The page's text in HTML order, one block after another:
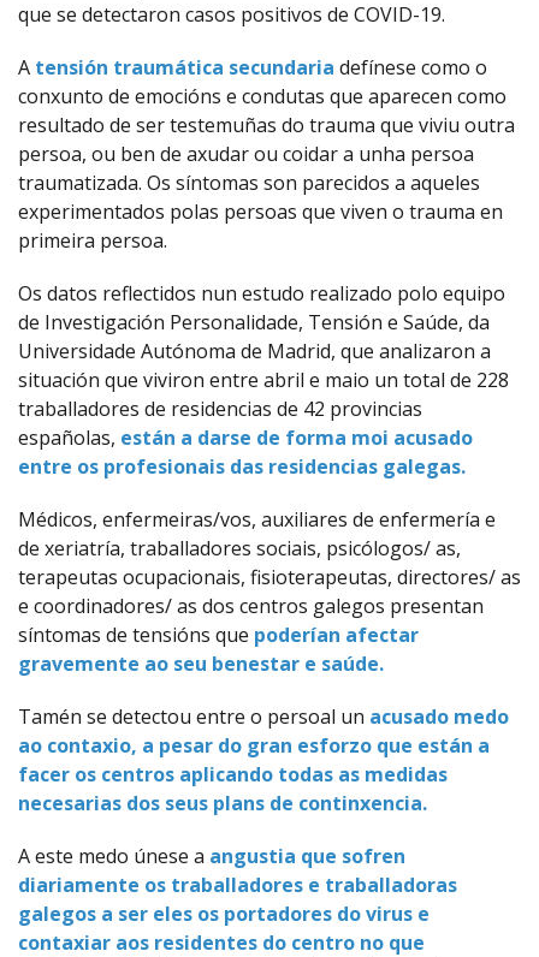
que se detectaron casos positivos de COVID-19.
A tensión traumática secundaria defínese como o
conxunto de emocións e condutas que aparecen como
resultado de ser testemuñas do trauma que viviu outra
persoa, ou ben de axudar ou coidar a unha persoa
traumatizada. Os síntomas son parecidos a aqueles
experimentados polas persoas que viven o trauma en
primeira persoa.
Os datos reflectidos nun estudo realizado polo equipo
de Investigación Personalidade, Tensión e Saúde, da
Universidade Autónoma de Madrid, que analizaron a
situación que viviron entre abril e maio un total de 228
traballadores de residencias de 42 provincias
españolas, están a darse de forma moi acusado
entre os profesionais das residencias galegas.
Médicos, enfermeiras/vos, auxiliares de enfermería e
de xeriatría, traballadores sociais, psicólogos/ as,
terapeutas ocupacionais, fisioterapeutas, directores/ as
e coordinadores/ as dos centros galegos presentan
síntomas de tensións que poderían afectar
gravemente ao seu benestar e saúde.
Tamén se detectou entre o persoal un acusado medo
ao contaxio, a pesar do gran esforzo que están a
facer os centros aplicando todas as medidas
necesarias dos seus plans de continxencia.
A este medo únese a angustia que sofren
diariamente os traballadores e traballadoras
galegos a ser eles os portadores do virus e
contaxiar aos residentes do centro no que